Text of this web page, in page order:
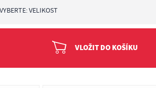
VYBERTE: VELIKOST
VLOŽIT DO KOŠÍKU